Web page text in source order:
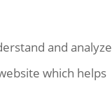
and analyze
which helps